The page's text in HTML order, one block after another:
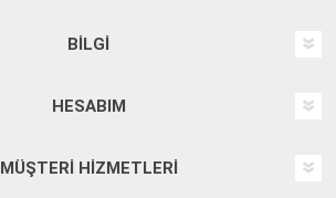
BILGI
HESABIM
MÜŞTERI HIZMETLERI